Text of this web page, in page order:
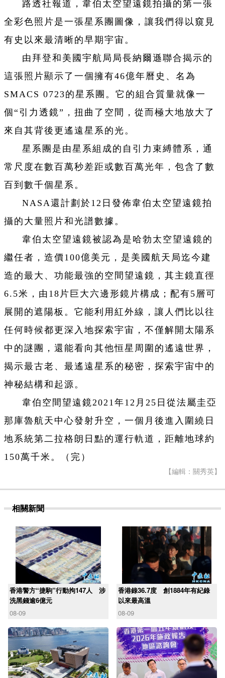
路透社報道，韋伯太空望遠鏡拍攝的第一張
全彩色照片是一張星系團圖像，讓我們得以窺見
有史以來最清晰的早期宇宙。
由拜登和美國宇航局局長納爾遜聯合揭示的
這張照片顯示了一個擁有46億年曆史、名為
SMACS 0723的星系團。它的組合質量就像一
個“引力透鏡”，扭曲了空間，從而極大地放大了
來自其背後更遙遠星系的光。
星系團是由星系組成的自引力束縛體系，通
常尺度在數百萬秒差距或數百萬光年，包含了數
百到數千個星系。
NASA還計劃於12日發佈韋伯太空望遠鏡拍
攝的大量照片和光譜數據。
韋伯太空望遠鏡被認為是哈勃太空望遠鏡的
繼任者，造價100億美元，是美國航天局迄今建
造的最大、功能最強的空間望遠鏡，其主鏡直徑
6.5米，由18片巨大六邊形鏡片構成；配有5層可
展開的遮陽板。它能利用紅外線，讓人們比以往
任何時候都更深入地探索宇宙，不僅解開太陽系
中的謎團，還能看向其他恒星周圍的遙遠世界，
揭示最古老、最遙遠星系的秘密，探索宇宙中的
神秘結構和起源。
韋伯空間望遠鏡2021年12月25日從法屬圭亞
那庫魯航天中心發射升空，一個月後進入圍繞日
地系統第二拉格朗日點的運行軌道，距離地球約
150萬千米。（完）
【編輯：關秀英】
相關新聞
香港警方“捷駒”行動拘147人 涉
洗黑錢逾6億元
08-09
香港錄36.7度 創1884年有紀錄
以來最高溫
08-09